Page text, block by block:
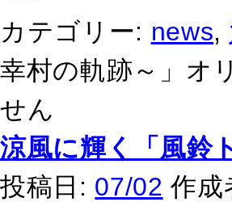
カテゴリー: news,
幸村の軌跡～」オ
せん
涼風に輝く「風鈴
投稿日: 07/02 作成